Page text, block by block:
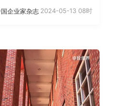
企业家杂志 2024-05-13 08时